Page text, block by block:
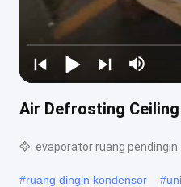
Air Defrosting
evaporator ruang pendingin
#ruang dingin kondensor #